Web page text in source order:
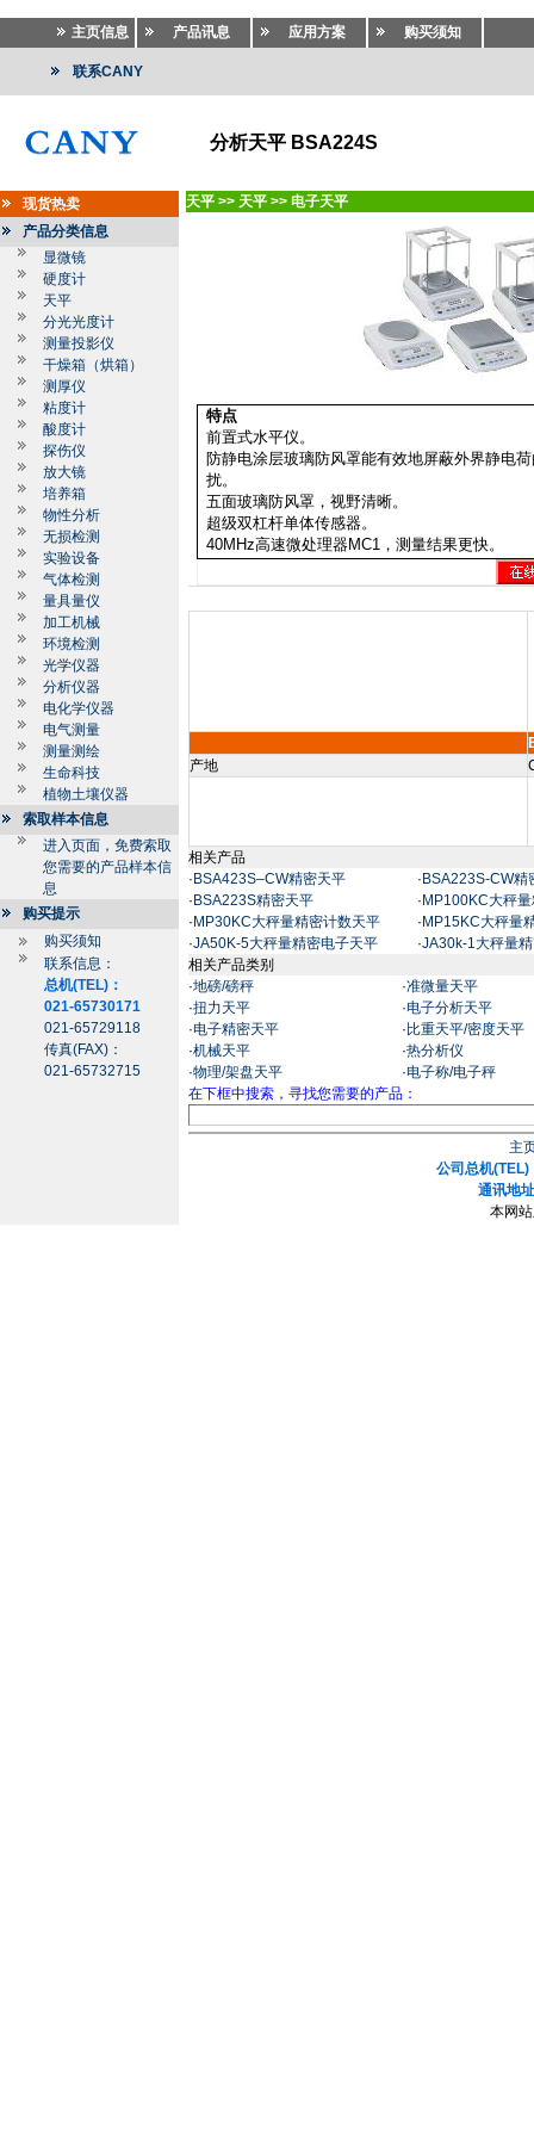
主页信息 产品讯息 应用方案 购买须知
联系CANY
分析天平 BSA224S
现货热卖
产品分类信息
显微镜
硬度计
天平
分光光度计
测量投影仪
干燥箱（烘箱）
测厚仪
粘度计
酸度计
探伤仪
放大镜
培养箱
物性分析
无损检测
实验设备
气体检测
量具量仪
加工机械
环境检测
光学仪器
分析仪器
电化学仪器
电气测量
测量测绘
生命科技
植物土壤仪器
索取样本信息
进入页面，免费索取
您需要的产品样本信
息
购买提示
购买须知
联系信息：
总机(TEL)：
021-65730171
021-65729118
传真(FAX)：
021-65732715
天平 >> 天平 >> 电子天平
特点
前置式水平仪。
防静电涂层玻璃防风罩能有效地屏蔽外界静电
扰。
五面玻璃防风罩，视野清晰。
超级双杠杆单体传感器。
40MHz高速微处理器MC1 ，测量结果更快。
产地
相关产品
· BSA423S–CW精密天平 · BSA223S-CW精
· BSA223S精密天平 · MP100KC大秤
· MP30KC大秤量精密计数天平 · MP15KC大秤量
·JA50K-5大秤量精密电子天平 ·JA30k-1大秤量
相关产品类别
·地磅/磅秤 ·准微量天平
·扭力天平 ·电子分析天平
·电子精密天平 · 比重天平/密度天平
·机械天平 ·热分析仪
·物理/架盘天平 ·电子称/电子秤
在下框中搜索，寻找您需要的产品：
主
公司总机
通讯地
本网